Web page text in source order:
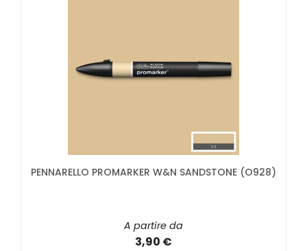
PENNARELLO PROMARKER W&N SANDSTONE (O928)
A partire da
3,90 €